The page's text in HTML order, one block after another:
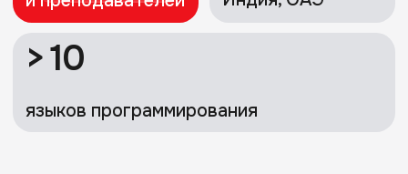
Вебинары
программистов
доступно в двух
форматах